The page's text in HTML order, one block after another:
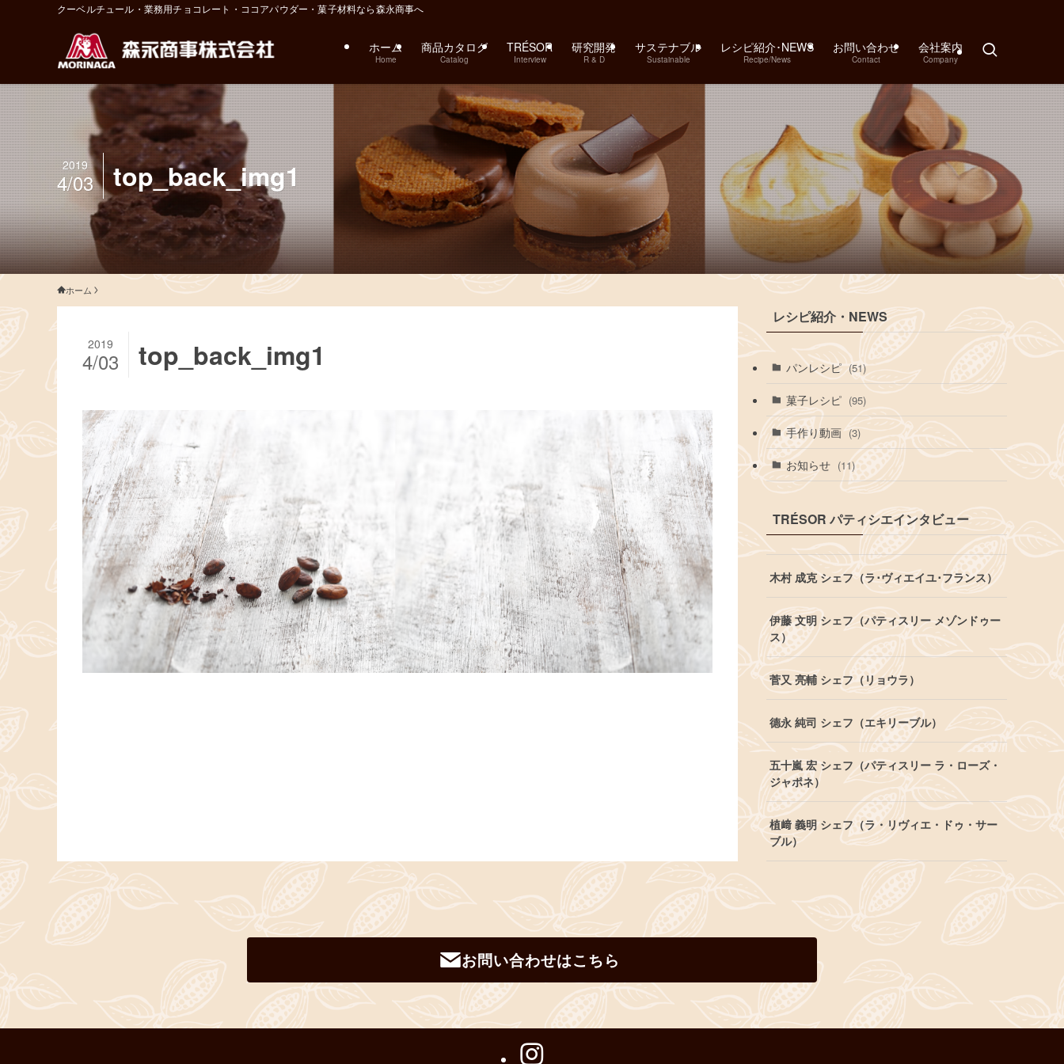
クーベルチュール・業務用チョコレート・ココアパウダー・菓子材料なら森永商事へ
ホーム
Home
商品カタログ
Catalog
TRÉSOR
Interview
研究開発
R & D
サステナブル
Sustainable
レシピ紹介･NEWS
Recipe/News
お問い合わせ
Contact
会社案内
Company
top_back_img1
2019
4/03
ホーム
top_back_img1
2019
4/03
レシピ紹介・NEWS
パンレシピ (51)
菓子レシピ (95)
手作り動画 (3)
お知らせ (11)
TRÉSOR パティシエインタビュー
木村 成克 シェフ（ラ･ヴィエイユ･フランス）
伊藤 文明 シェフ（パティスリー メゾンドゥー
ス）
菅又 亮輔 シェフ（リョウラ）
德永 純司 シェフ（エキリーブル）
五十嵐 宏 シェフ（パティスリー ラ・ローズ・
ジャポネ）
植﨑 義明 シェフ（ラ・リヴィエ・ドゥ・サー
ブル）
お問い合わせはこちら